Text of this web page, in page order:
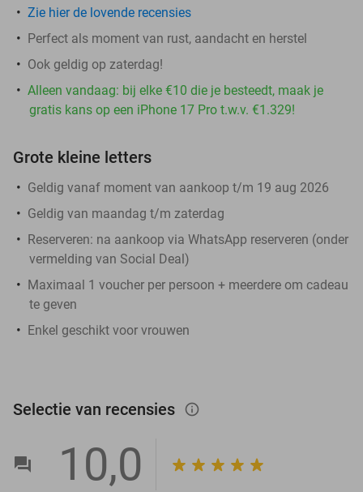
Zie hier de lovende recensies
Perfect als moment van rust, aandacht en herstel
Ook geldig op zaterdag!
Alleen vandaag: bij elke €10 die je besteedt, maak je
gratis kans op een iPhone 17 Pro t.w.v. €1.329!
Grote kleine letters
Geldig vanaf moment van aankoop t/m 19 aug 2026
Geldig van maandag t/m zaterdag
Reserveren: na aankoop via WhatsApp reserveren (onder
vermelding van Social Deal)
Maximaal 1 voucher per persoon + meerdere om cadeau
te geven
Enkel geschikt voor vrouwen
Selectie van recensies info_outlined
10,0